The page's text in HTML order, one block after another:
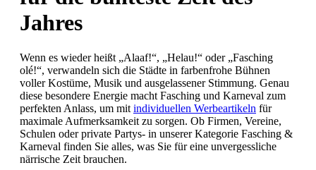
Jahres
Wenn es wieder heißt „Alaaf!“, „Helau!“ oder „Fasching
olé!“, verwandeln sich die Städte in farbenfrohe Bühnen
voller Kostüme, Musik und ausgelassener Stimmung. Genau
diese besondere Energie macht Fasching und Karneval zum
perfekten Anlass, um mit individuellen Werbeartikeln für
maximale Aufmerksamkeit zu sorgen. Ob Firmen, Vereine,
Schulen oder private Partys- in unserer Kategorie Fasching &
Karneval finden Sie alles, was Sie für eine unvergessliche
närrische Zeit brauchen.